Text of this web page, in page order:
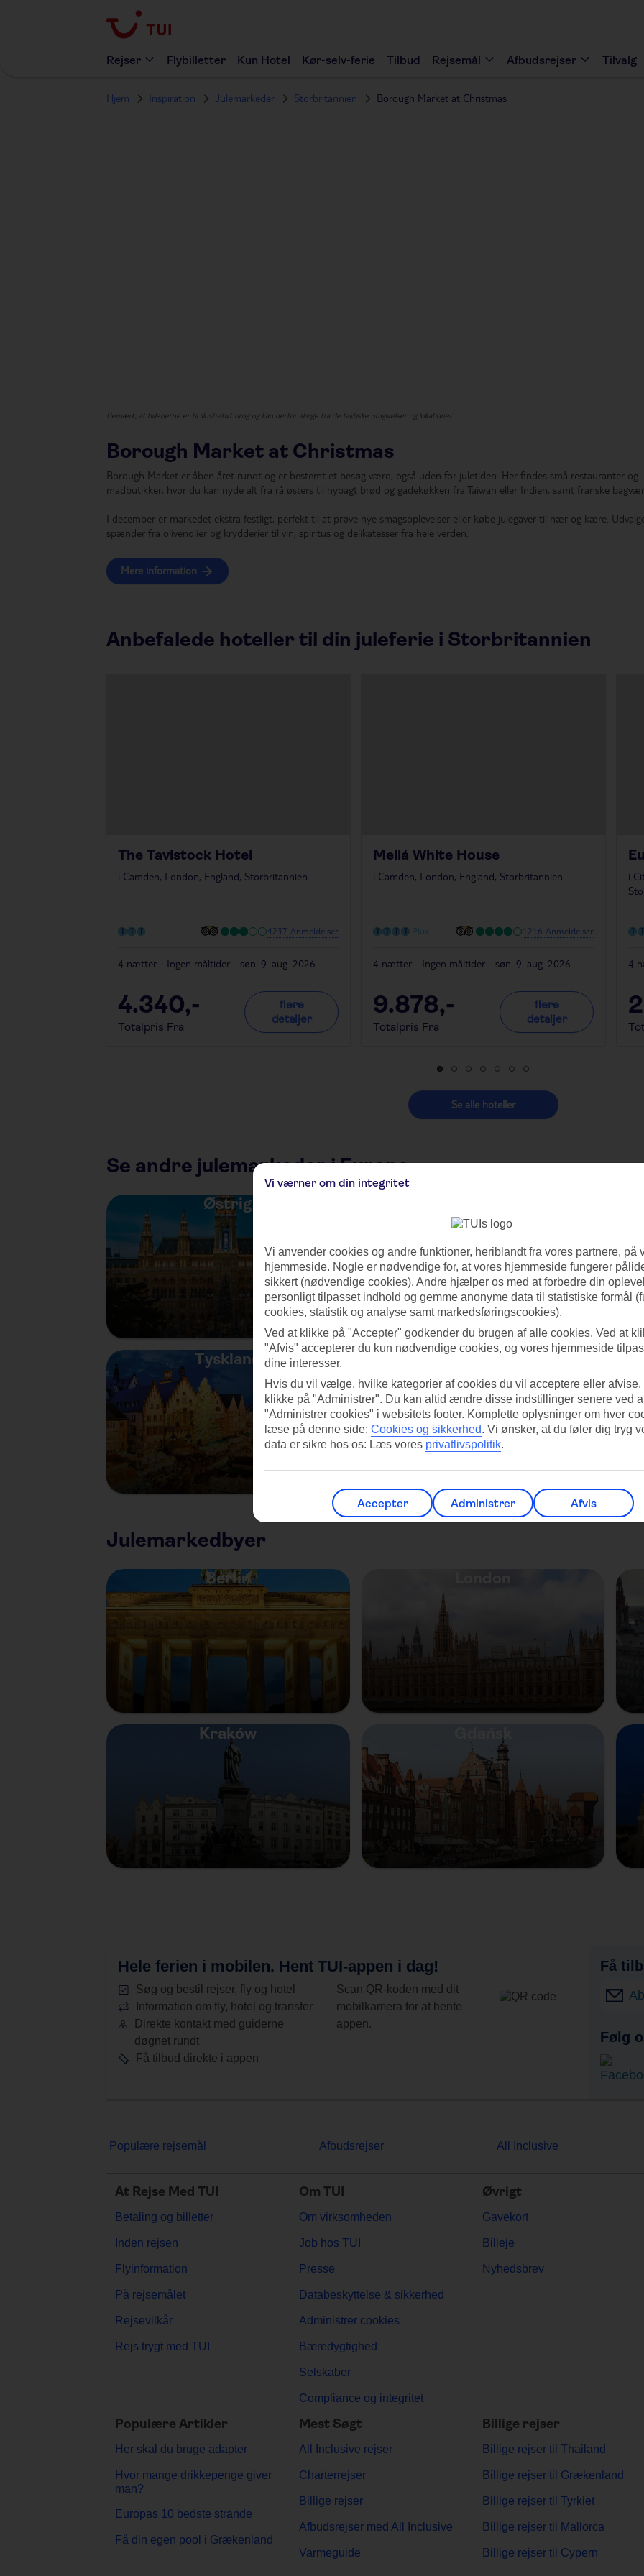
Rejser Flybilletter Kun Hotel Kør-selv-ferie Tilbud Rejsemål Afbudsrejser Tilvalg
Hjem Inspiration Julemarkeder Storbritannien Borough Market at Christmas
Bemærk, at billederne er til illustrativt brug og kan derfor afvige fra de faktiske omgivelser og lokationer.
Borough Market at Christmas
Borough Market er åben året rundt og er bestemt et besøg værd, også uden for juletiden. Her findes små restauranter og
madbutikker, hvor du kan nyde alt fra rå østers til nybagt brød og gadekøkken fra Taiwan eller Indien, samt franske
I december er markedet ekstra festligt, perfekt til at prøve nye smagsoplevelser eller købe julegaver til nær og kære.
spænder fra olivenolier og krydderier til vin, spiritus og delikatesser fra hele verden.
Mere information
Anbefalede hoteller til din juleferie i Storbritannien
The Tavistock Hotel
i Camden, London, England, Storbritannien
4237 Anmeldelser
4 nætter - Ingen måltider - søn. 9. aug. 2026
4.340,-
Totalpris Fra
flere
detaljer
Meliá White House
i Camden, London, England, Storbritannien
Plus 1216 Anmeldelser
4 nætter - Ingen måltider - søn. 9. aug. 2026
9.878,-
Totalpris Fra
flere
detaljer
i
4
Se alle hoteller
Se andre julemarkeder i Europa
Østrig
Tyskland Ungarn
Julemarkedbyer
Berlin
Kraków
Hele ferien i mobilen. Hent TUI-appen i dag!
Søg og bestil rejser, fly og hotel
Information om fly, hotel og transfer
Direkte kontakt med guiderne
døgnet rundt
Få tilbud direkte i appen
Scan QR-koden med dit
mobilkamera for at hente
appen.
Få
Følg
Populære rejsemål Afbudsrejser All Inclusive
At Rejse Med TUI
Betaling og billetter
Inden rejsen
Flyinformation
På rejsemålet
Rejsevilkår
Rejs trygt med TUI
Om TUI
Om virksomheden
Job hos TUI
Presse
Databeskyttelse & sikkerhed
Administrer cookies
Bæredygtighed
Selskaber
Compliance og integritet
Øvrigt
Gavekort
Billeje
Nyhedsbrev
Populære Artikler
Her skal du bruge adapter
Hvor mange drikkepenge giver
man?
Europas 10 bedste strande
Få din egen pool i Grækenland
Mest Søgt
All Inclusive rejser
Charterrejser
Billige rejser
Afbudsrejser med All Inclusive
Varmeguide
Billige rejser
Billige rejser til Thailand
Billige rejser til Grækenland
Billige rejser til Tyrkiet
Billige rejser til Mallorca
Billige rejser til Cypern
Vi værner om din integritet
Vi anvender cookies og andre funktioner, heriblandt fra vores partnere, på
hjemmeside. Nogle er nødvendige for, at vores hjemmeside fungerer
sikkert (nødvendige cookies). Andre hjælper os med at forbedre din
personligt tilpasset indhold og gemme anonyme data til statistiske formål
cookies, statistik og analyse samt markedsføringscookies).
Ved at klikke på "Accepter" godkender du brugen af alle cookies. Ved at
"Afvis" accepterer du kun nødvendige cookies, og vores hjemmeside
dine interesser.
Hvis du vil vælge, hvilke kategorier af cookies du vil acceptere eller afvise,
klikke på "Administrer". Du kan altid ændre disse indstillinger senere ved
"Administrer cookies" i websitets footer. Komplette oplysninger om hver
læse på denne side: Cookies og sikkerhed. Vi ønsker, at du føler dig tryg
data er sikre hos os: Læs vores privatlivspolitik.
Accepter Administrer Afvis